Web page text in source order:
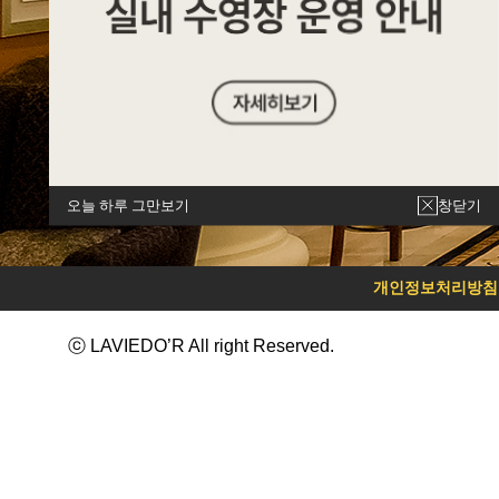
오늘 하루 그만보기 창닫기
개인정보처리방침
ⓒ LAVIEDO’R All right Reserved.